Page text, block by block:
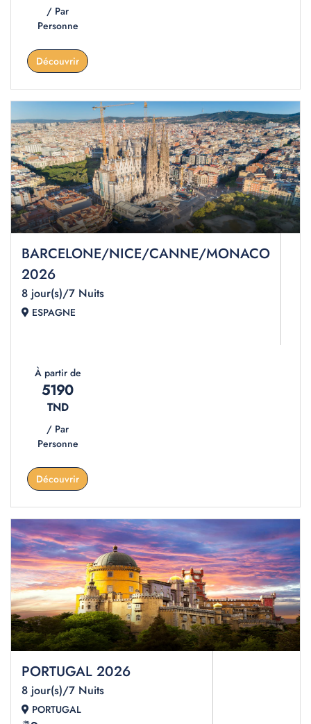
/ Par
Personne
Découvrir
BARCELONE/NICE/CANNE/MONACO
2026
8 jour(s)/7 Nuits
ESPAGNE
À partir de
5190
TND
/ Par
Personne
Découvrir
PORTUGAL 2026
8 jour(s)/7 Nuits
PORTUGAL